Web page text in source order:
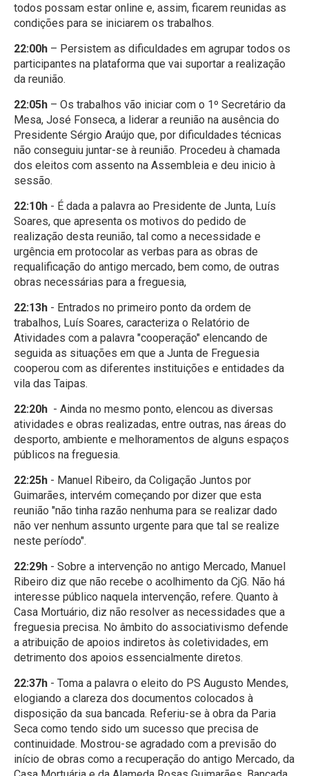
todos possam estar online e, assim, ficarem reunidas as
condições para se iniciarem os trabalhos.
22:00h – Persistem as dificuldades em agrupar todos os
participantes na plataforma que vai suportar a realização
da reunião.
22:05h – Os trabalhos vão iniciar com o 1º Secretário da
Mesa, José Fonseca, a liderar a reunião na ausência do
Presidente Sérgio Araújo que, por dificuldades técnicas
não conseguiu juntar-se à reunião. Procedeu à chamada
dos eleitos com assento na Assembleia e deu inicio à
sessão.
22:10h - É dada a palavra ao Presidente de Junta, Luís
Soares, que apresenta os motivos do pedido de
realização desta reunião, tal como a necessidade e
urgência em protocolar as verbas para as obras de
requalificação do antigo mercado, bem como, de outras
obras necessárias para a freguesia,
22:13h - Entrados no primeiro ponto da ordem de
trabalhos, Luís Soares, caracteriza o Relatório de
Atividades com a palavra "cooperação" elencando de
seguida as situações em que a Junta de Freguesia
cooperou com as diferentes instituições e entidades da
vila das Taipas.
22:20h - Ainda no mesmo ponto, elencou as diversas
atividades e obras realizadas, entre outras, nas áreas do
desporto, ambiente e melhoramentos de alguns espaços
públicos na freguesia.
22:25h - Manuel Ribeiro, da Coligação Juntos por
Guimarães, intervém começando por dizer que esta
reunião "não tinha razão nenhuma para se realizar dado
não ver nenhum assunto urgente para que tal se realize
neste período".
22:29h - Sobre a intervenção no antigo Mercado, Manuel
Ribeiro diz que não recebe o acolhimento da CjG. Não há
interesse público naquela intervenção, refere. Quanto à
Casa Mortuário, diz não resolver as necessidades que a
freguesia precisa. No âmbito do associativismo defende
a atribuição de apoios indiretos às coletividades, em
detrimento dos apoios essencialmente diretos.
22:37h - Toma a palavra o eleito do PS Augusto Mendes,
elogiando a clareza dos documentos colocados à
disposição da sua bancada. Referiu-se à obra da Paria
Seca como tendo sido um sucesso que precisa de
continuidade. Mostrou-se agradado com a previsão do
início de obras como a recuperação do antigo Mercado, da